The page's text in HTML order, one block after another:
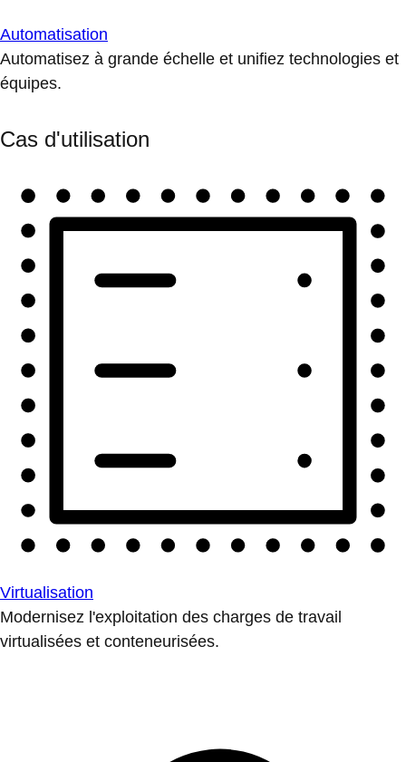
Automatisation
Automatisez à grande échelle et unifiez technologies et
équipes.
Cas d'utilisation
Virtualisation
Modernisez l'exploitation des charges de travail
virtualisées et conteneurisées.